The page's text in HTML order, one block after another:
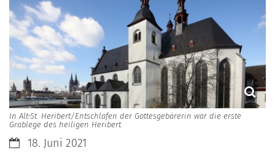
In Alt-St. Heribert/Entschlafen der Gottesgebärerin war die erste
Grablege des heiligen Heribert.
Datum:18. Juni 2021